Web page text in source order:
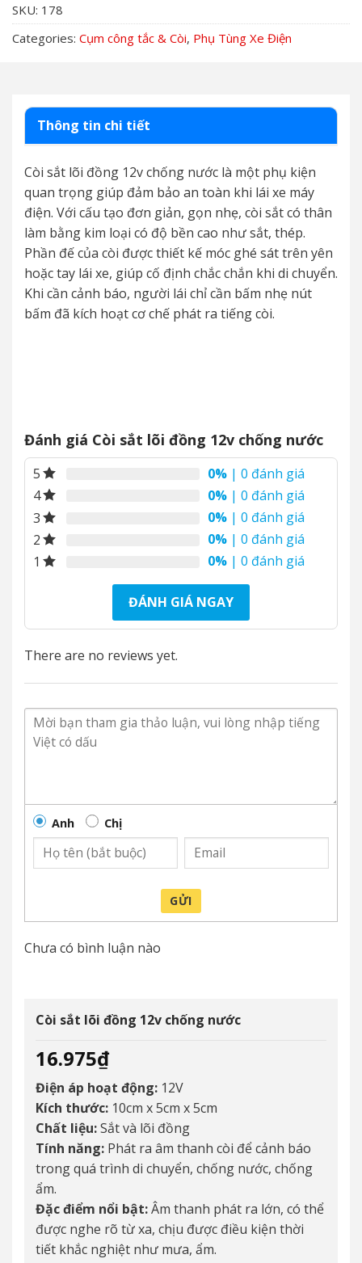
SKU: 178
Categories: Cụm công tắc & Còi, Phụ Tùng Xe Điện
Thông tin chi tiết
Còi sắt lõi đồng 12v chống nước là một phụ kiện
quan trọng giúp đảm bảo an toàn khi lái xe máy
điện. Với cấu tạo đơn giản, gọn nhẹ, còi sắt có thân
làm bằng kim loại có độ bền cao như sắt, thép.
Phần đế của còi được thiết kế móc ghé sát trên yên
hoặc tay lái xe, giúp cố định chắc chắn khi di chuyển.
Khi cần cảnh báo, người lái chỉ cần bấm nhẹ nút
bấm đã kích hoạt cơ chế phát ra tiếng còi.
Đánh giá Còi sắt lõi đồng 12v chống nước
5 0% | 0 đánh giá
4
0% | 0 đánh giá
3
0% | 0 đánh giá
2
0% | 0 đánh giá
1
0% | 0 đánh giá
ĐÁNH GIÁ NGAY
There are no reviews yet.
Anh Chị
GỬI
Chưa có bình luận nào
Còi sắt lõi đồng 12v chống nước
16.975₫
Điện áp hoạt động:12V
Kích thước:10cm x 5cm x 5cm
Chất liệu:Sắt và lõi đồng
Tính năng:Phát ra âm thanh còi để cảnh báo
trong quá trình di chuyển, chống nước, chống
ẩm.
Đặc điểm nổi bật:Âm thanh phát ra lớn, có thể
được nghe rõ từ xa, chịu được điều kiện thời
tiết khắc nghiệt như mưa, ẩm.